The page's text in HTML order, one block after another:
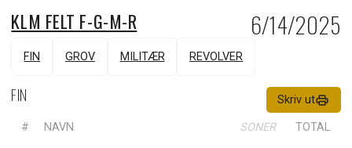
KLM FELT F-G-M-R 6/14/2025
FIN GROV MILITÆR REVOLVER
FIN Skriv ut
# NAVN SONER TOTAL